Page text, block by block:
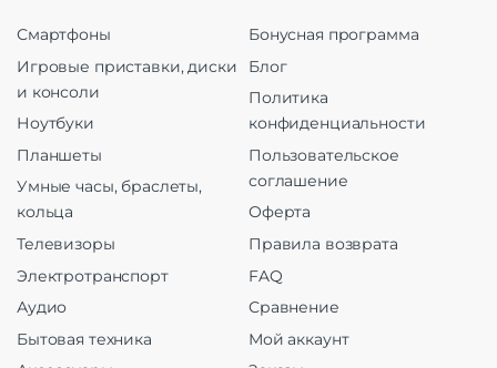
Смартфоны
Игровые приставки, диски
и консоли
Ноутбуки
Планшеты
Умные часы, браслеты,
кольца
Телевизоры
Электротранспорт
Аудио
Бытовая техника
Бонусная программа
Блог
Политика
конфиденциальности
Пользовательское
соглашение
Оферта
Правила возврата
FAQ
Сравнение
Мой аккаунт